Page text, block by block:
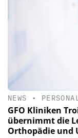
NEWS •
GFO Kliniken
übernimmt die
Orthopädie und